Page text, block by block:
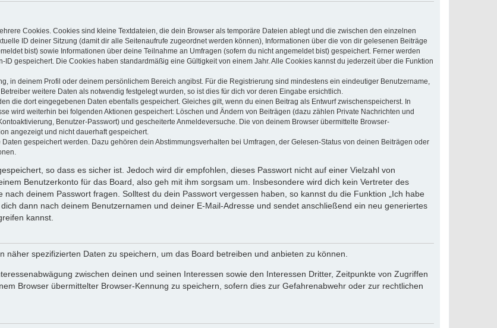
Cookies. Cookies sind kleine Textdateien, die dein Browser als temporäre Dateien ablegt und die zwischen den einzelnen
ID deiner Sitzung (damit dir alle Seitenaufrufe zugeordnet werden können), Informationen über die von dir gelesenen Beiträge
bist) sowie Informationen über deine Teilnahme an Umfragen (sofern du nicht angemeldet bist) gespeichert. Ferner werden
gespeichert. Die Cookies haben standardmäßig eine Gültigkeit von einem Jahr. Alle Cookies kannst du jederzeit über die Funktion
in deinem Profil oder deinem persönlichem Bereich angibst. Für die Registrierung sind mindestens ein eindeutiger Benutzername,
weitere Daten als notwendig festgelegt wurden, so ist dies für dich vor deren Eingabe ersichtlich.
die dort eingegebenen Daten ebenfalls gespeichert. Gleiches gilt, wenn du einen Beitrag als Entwurf zwischenspeicherst. In
wird weiterhin bei folgenden Aktionen gespeichert: Löschen und Ändern von Beiträgen (dazu zählen Private Nachrichten und
Benutzer-Passwort) und gescheiterte Anmeldeversuche. Die von deinem Browser übermittelte Browser-
angezeigt und nicht dauerhaft gespeichert.
gespeichert werden. Dazu gehören dein Abstimmungsverhalten bei Umfragen, der Gelesen-Status von deinen Beiträgen oder
so dass es sicher ist. Jedoch wird dir empfohlen, dieses Passwort nicht auf einer Vielzahl von
Benutzerkonto für das Board, also geh mit ihm sorgsam um. Insbesondere wird dich kein Vertreter des
deinem Passwort fragen. Solltest du dein Passwort vergessen haben, so kannst du die Funktion „Ich habe
dann nach deinem Benutzernamen und deiner E-Mail-Adresse und sendet anschließend ein neu generiertes
kannst.
spezifizierten Daten zu speichern, um das Board betreiben und anbieten zu können.
zwischen deinen und seinen Interessen sowie den Interessen Dritter, Zeitpunkte von Zugriffen
Browser übermittelter Browser-Kennung zu speichern, sofern dies zur Gefahrenabwehr oder zur rechtlichen